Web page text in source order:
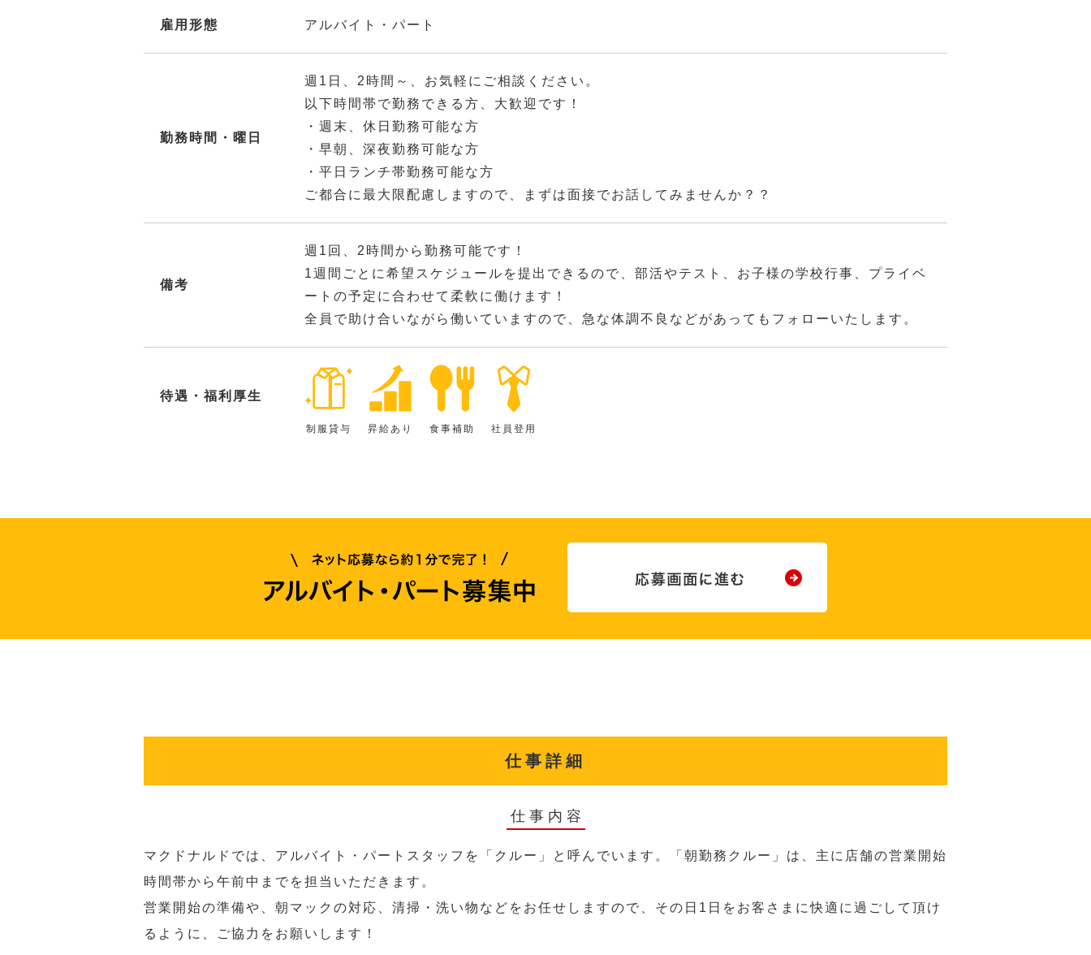
雇用形態 アルバイト・パート
勤務時間・曜日
週1日、2時間～、お気軽にご相談ください。
以下時間帯で勤務できる方、大歓迎です！
・週末、休日勤務可能な方
・早朝、深夜勤務可能な方
・平日ランチ帯勤務可能な方
ご都合に最大限配慮しますので、まずは面接でお話してみませんか？？
備考
週1回、2時間から勤務可能です！
1週間ごとに希望スケジュールを提出できるので、部活やテスト、お子様の学校行事、プライベ
ートの予定に合わせて柔軟に働けます！
全員で助け合いながら働いていますので、急な体調不良などがあってもフォローいたします。
待遇・福利厚生
制服貸与 昇給あり 食事補助 社員登用
仕事詳細
仕事内容
マクドナルドでは、アルバイト・パートスタッフを「クルー」と呼んでいます。「朝勤務クルー」は、主に店舗の営業開始
時間帯から午前中までを担当いただきます。
営業開始の準備や、朝マックの対応、清掃・洗い物などをお任せしますので、その日1日をお客さまに快適に過ごして頂け
るように、ご協力をお願いします！